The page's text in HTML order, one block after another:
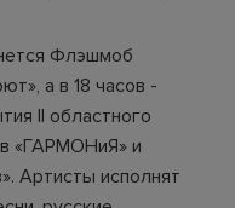
Флэшмоб
а в 18 часов -
II областного
«ГАРМОНиЯ» и
Артисты исполнят